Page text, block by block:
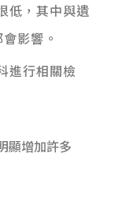
低，其中與遺
影響。
進行相關檢
顯增加許多